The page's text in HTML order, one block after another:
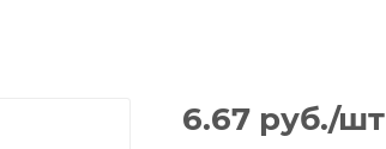
6.67 руб./шт